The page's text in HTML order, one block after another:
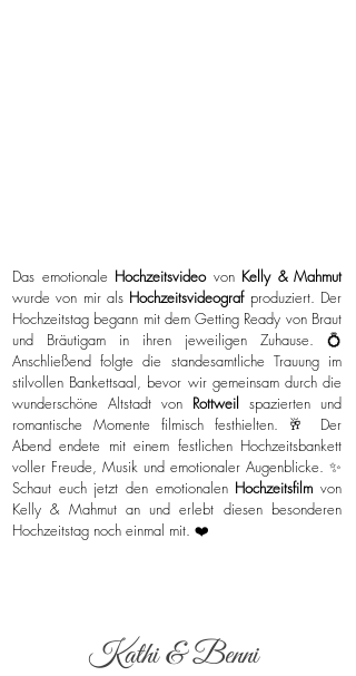
Das emotionale Hochzeitsvideovon Kelly & Mahmut
wurde von mir als Hochzeitsvideograf produziert. Der
Hochzeitstag begann mit dem Getting Ready von Braut
und Bräutigam in ihren jeweiligen Zuhause. 💍
Anschließend folgte die standesamtliche Trauung im
stilvollen Bankettsaal, bevor wir gemeinsam durch die
wunderschöne Altstadt von Rottweil spazierten und
romantische Momente filmisch festhielten. 🥂 Der
Abend endete mit einem festlichen Hochzeitsbankett
voller Freude, Musik und emotionaler Augenblicke. ✨
Schaut euch jetzt den emotionalen Hochzeitsfilmvon
Kelly & Mahmut an und erlebt diesen besonderen
Hochzeitstag noch einmal mit. ❤️
Kathi & Benni